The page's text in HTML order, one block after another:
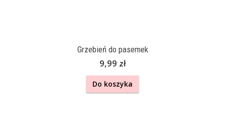
Grzebień do pasemek
9,99 zł
Do koszyka